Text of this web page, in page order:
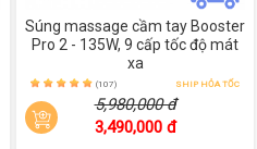
Súng massage cầm tay Booster
Pro 2 - 135W, 9 cấp tốc độ mát
xa
(107) SHIP HỎA TỐC
5,980,000 đ
3,490,000 đ